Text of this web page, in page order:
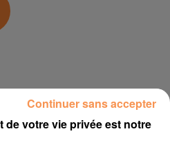
de votre vie privée est notre
Continuer sans accepter